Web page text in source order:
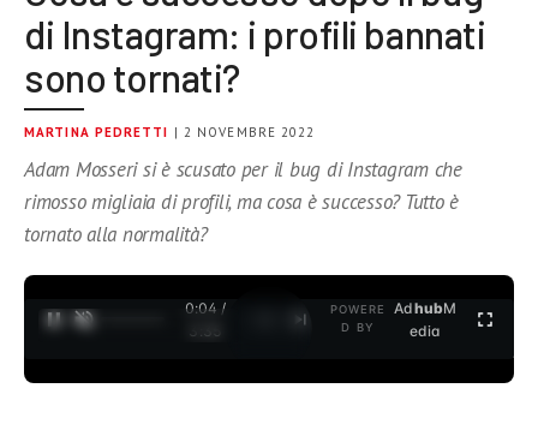
di Instagram: i profili bannati
sono tornati?
MARTINA PEDRETTI | 2 NOVEMBRE 2022
Adam Mosseri si è scusato per il bug di Instagram che
rimosso migliaia di profili, ma cosa è successo? Tutto è
tornato alla normalità?
0:04 /
3:35
POWERE
D BY
AdhubM
edia